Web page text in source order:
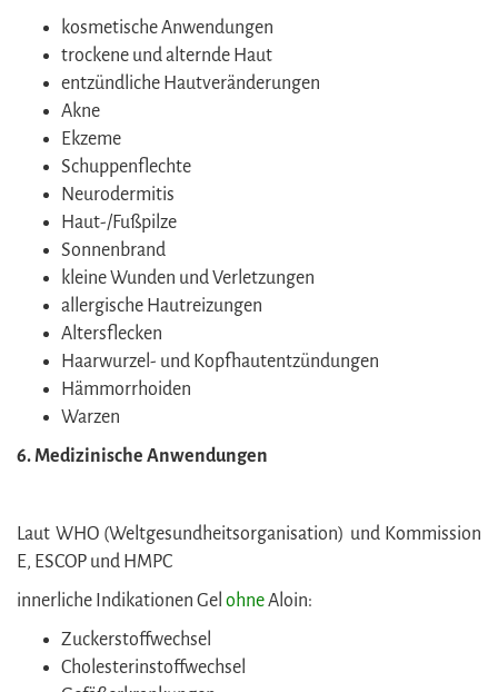
kosmetische Anwendungen
trockene und alternde Haut
entzündliche Hautveränderungen
Akne
Ekzeme
Schuppenflechte
Neurodermitis
Haut-/Fußpilze
Sonnenbrand
kleine Wunden und Verletzungen
allergische Hautreizungen
Altersflecken
Haarwurzel- und Kopfhautentzündungen
Hämmorrhoiden
Warzen
6. Medizinische Anwendungen
Laut WHO (Weltgesundheitsorganisation) und Kommission
E, ESCOP und HMPC
innerliche Indikationen Gel ohneAloin:
Zuckerstoffwechsel
Cholesterinstoffwechsel